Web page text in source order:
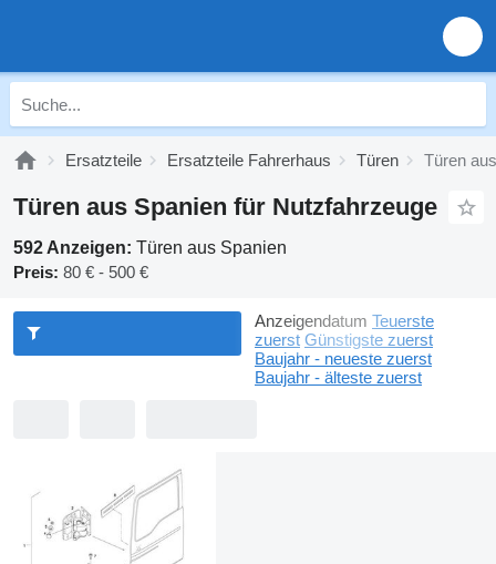
Ersatzteile Ersatzteile Fahrerhaus Türen Türen
Türen aus Spanien für Nutzfahrzeuge
592 Anzeigen: Türen aus Spanien
Preis: 80 € - 500 €
Anzeigendatum Teuerste
zuerst Günstigste zuerst
Baujahr - neueste zuerst
Baujahr - älteste zuerst